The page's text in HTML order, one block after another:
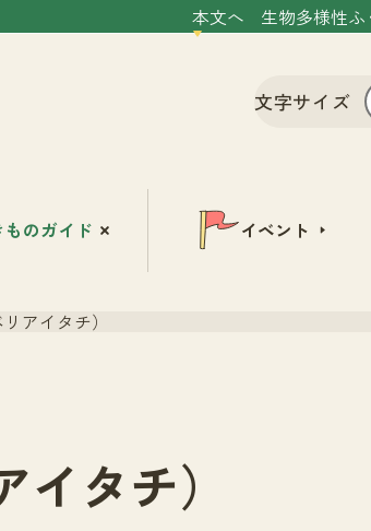
本文へ 生物多様性
文字サイズ
ものガイド イベント
アイタチ）
タチ）